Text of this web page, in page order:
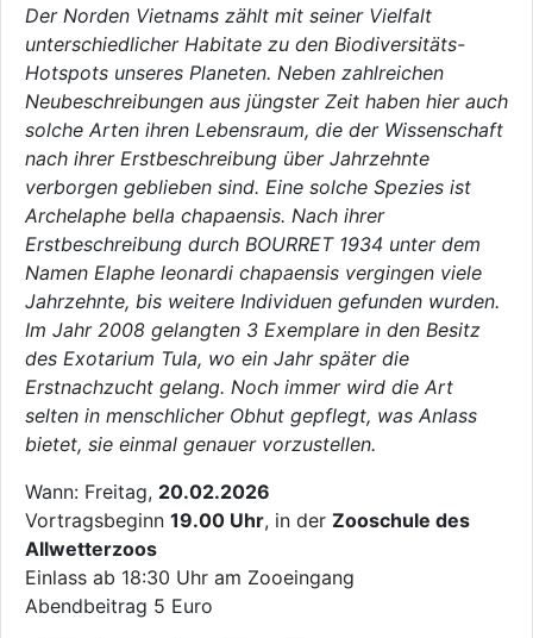
Der Norden Vietnams zählt mit seiner Vielfalt
unterschiedlicher Habitate zu den Biodiversitäts-
Hotspots unseres Planeten. Neben zahlreichen
Neubeschreibungen aus jüngster Zeit haben hier auch
solche Arten ihren Lebensraum, die der Wissenschaft
nach ihrer Erstbeschreibung über Jahrzehnte
verborgen geblieben sind. Eine solche Spezies ist
Archelaphe bella chapaensis. Nach ihrer
Erstbeschreibung durch BOURRET 1934 unter dem
Namen Elaphe leonardi chapaensis vergingen viele
Jahrzehnte, bis weitere Individuen gefunden wurden.
Im Jahr 2008 gelangten 3 Exemplare in den Besitz
des Exotarium Tula, wo ein Jahr später die
Erstnachzucht gelang. Noch immer wird die Art
selten in menschlicher Obhut gepflegt, was Anlass
bietet, sie einmal genauer vorzustellen.
Wann: Freitag, 20.02.2026
Vortragsbeginn 19.00 Uhr, in der Zooschule des
Allwetterzoos
Einlass ab 18:30 Uhr am Zooeingang
Abendbeitrag 5 Euro